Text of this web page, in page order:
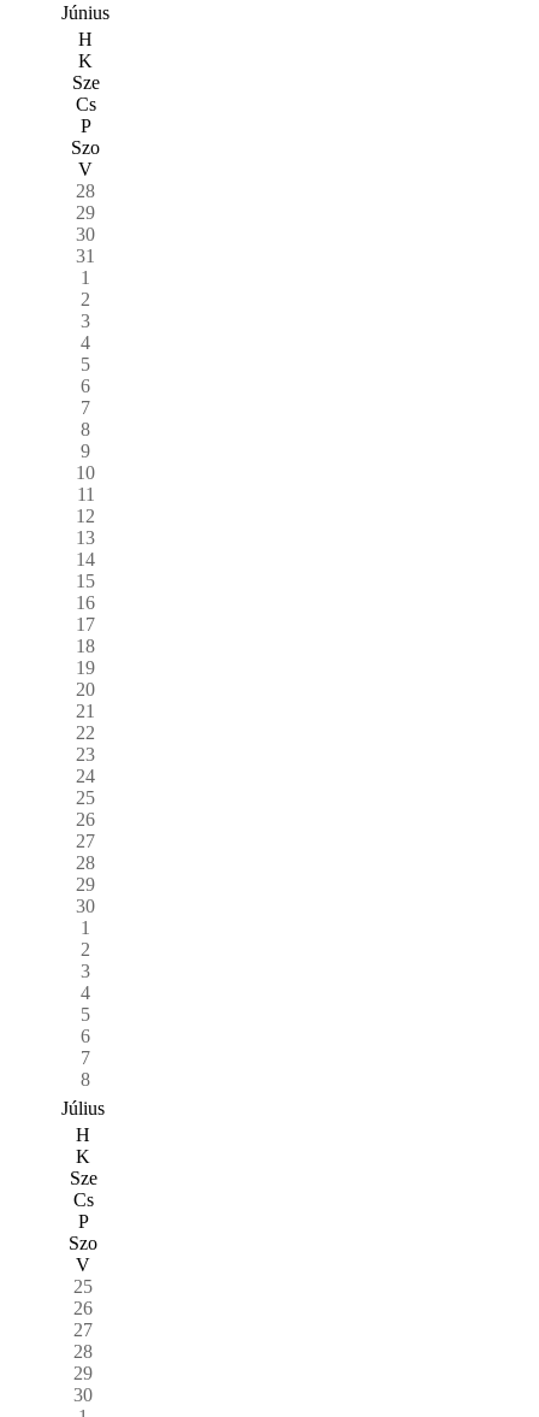
Június
H
K
Sze
Cs
P
Szo
V
28
29
30
31
1
2
3
4
5
6
7
8
9
10
11
12
13
14
15
16
17
18
19
20
21
22
23
24
25
26
27
28
29
30
1
2
3
4
5
6
7
8
Július
H
K
Sze
Cs
P
Szo
V
25
26
27
28
29
30